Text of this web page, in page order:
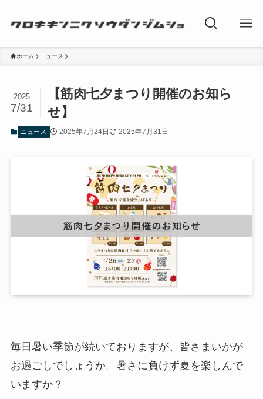
ホーム ニュース
【筋肉七夕まつり開催のお知ら
せ】
2025
7/31
ニュース 2025年7月24日 2025年7月31日
毎日暑い季節が続いておりますが、皆さまいかが
お過ごしでしょうか。暑さに負けず夏を楽しんで
いますか？